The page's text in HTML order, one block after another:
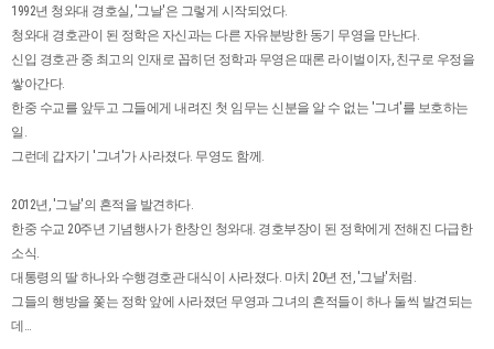
1992년 청와대 경호실, '그날'은 그렇게 시작되었다.
청와대 경호관이 된 정학은 자신과는 다른 자유분방한 동기 무영을 만난다.
신입 경호관 중 최고의 인재로 꼽히던 정학과 무영은 때론 라이벌이자, 친구로 우정을
쌓아간다.
한중 수교를 앞두고 그들에게 내려진 첫 임무는 신분을 알 수 없는 '그녀'를 보호하는
일.
그런데 갑자기 '그녀'가 사라졌다. 무영도 함께.
2012년, '그날'의 흔적을 발견하다.
한중 수교 20주년 기념행사가 한창인 청와대. 경호부장이 된 정학에게 전해진 다급한
소식.
대통령의 딸 하나와 수행경호관 대식이 사라졌다. 마치 20년 전, '그날'처럼.
그들의 행방을 쫓는 정학 앞에 사라졌던 무영과 그녀의 흔적들이 하나 둘씩 발견되는
데…